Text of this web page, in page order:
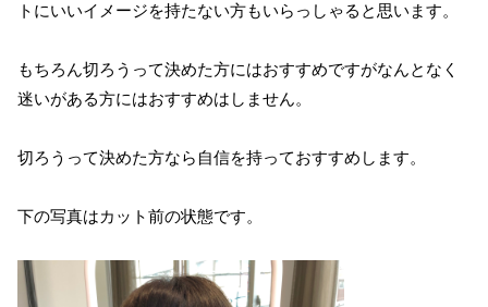
トにいいイメージを持たない方もいらっしゃると思います。
もちろん切ろうって決めた方にはおすすめですがなんとなく
迷いがある方にはおすすめはしません。
切ろうって決めた方なら自信を持っておすすめします。
下の写真はカット前の状態です。